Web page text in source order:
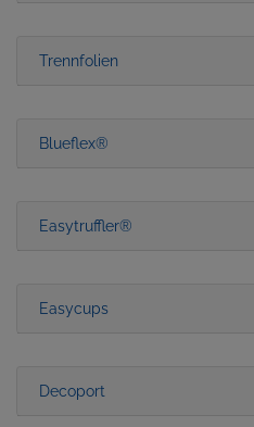
Trennfolien
Blueflex®
Easytruffler®
Easycups
Decoport